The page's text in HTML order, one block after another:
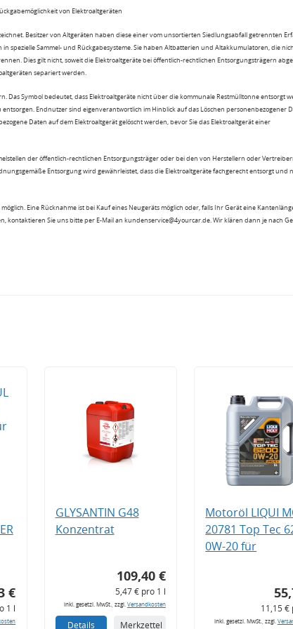
von Elektroaltgeräten
Besitzer von Altgeräten haben diese einer vom unsortierten Siedlungsabfall getrennten
spezielle Sammel- und Rückgabesysteme. Sie haben Altbatterien und Altakkumulatoren, die
Dies gilt nicht, soweit die Elektroaltgeräte bei öffentlich-rechtlichen Entsorgungsträgern
separiert werden.
Das Symbol bedeutet, dass Elektroaltgeräte nicht über die kommunale Restmülltonne entsorgt
Endnutzer sind eigenverantwortlich im Hinblick auf das Löschen personenbezogener
Daten auf dem Elektroaltgerät gelöscht werden, bevor Sie das Elektroaltgerät einer
der öffentlich-rechtlichen Entsorgungsträger oder bei den von Herstellern oder
Entsorgung wird gewährleistet, dass die Elektroaltgeräte fachgerecht entsorgt und
Eine Rücknahme ist bei Kauf eines Neugeräts möglich oder, falls Ihr Gerät eine
kontaktieren Sie uns bitte per E-Mail an kundenservice@4yourcar.de. Wir klären dann je nach
€
1 l
GLYSANTIN G48
Konzentrat
109,40 €
5,47 € pro 1 l
inkl. gesetzl. MwSt., zzgl. Versandkosten
Details Merkzettel
Motoröl LIQUI
20781 Top Tec
0W-20 für
11,15 €
inkl. gesetzl. MwSt., zzgl.